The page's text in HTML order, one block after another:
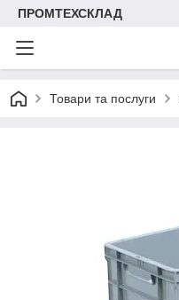
ПРОМТЕХСКЛАД
Товари та послуги